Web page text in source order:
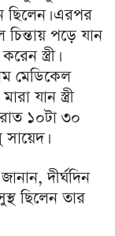
ছিলেন। এরপর
পড়ে যান
স্ত্রী।
মেডিকেল
যান স্ত্রী
১০টা ৩০
দীর্ঘদিন
ছিলেন তার